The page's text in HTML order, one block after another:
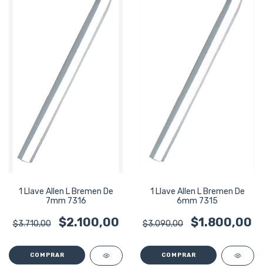
1 Llave Allen L Bremen De
7mm 7316
$3.710,00 $2.100,00
1 Llave Allen L Bremen De
6mm 7315
$3.090,00 $1.800,00